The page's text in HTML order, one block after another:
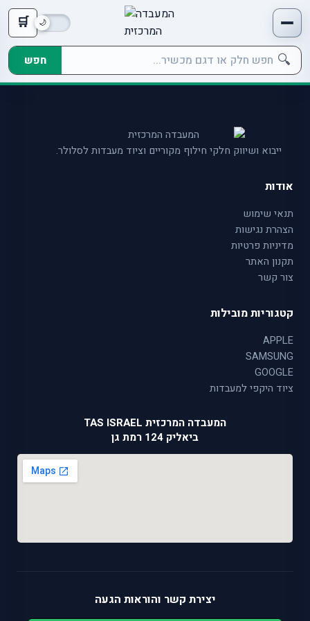
🛒
🔍 חפש
ייבוא ושיווק חלקי חילוף מקוריים וציוד מעבדות לסלולר.
אודות
תנאי שימוש
הצהרת נגישות
מדיניות פרטיות
תקנון האתר
צור קשר
קטגוריות מובילות
APPLE
SAMSUNG
GOOGLE
ציוד היקפי למעבדות
המעבדה המרכזית TAS ISRAEL
ביאליק 124 רמת גן
יצירת קשר והוראות הגעה